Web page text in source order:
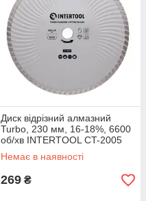
Диск відрізний алмазний
Turbo, 230 мм, 16-18%, 6600
об/хв INTERTOOL CT-2005
Немає в наявності
269 ₴